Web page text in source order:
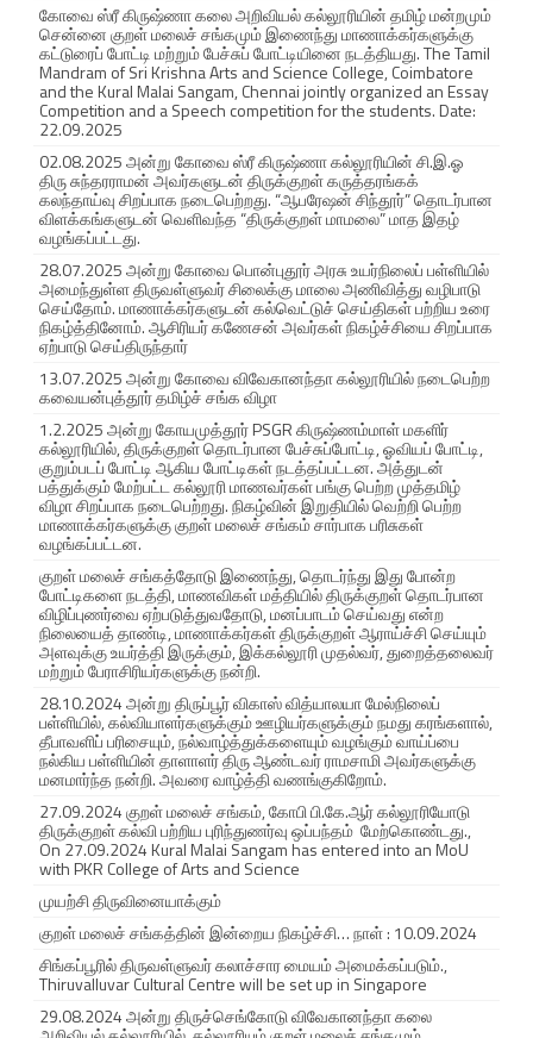
o
n
a
s
e
l
d
e
g
r
d
n
g
“
T
r
கோவை ஸ்ரீ கிருஷ்ணா கலை அறிவியல் கல்லூரியின் தமிழ் மன்றமும்
சென்னை குறள் மலைச் சங்கமும் இணைந்து மாணாக்கர்களுக்கு
கட்டுரைப் போட்டி மற்றும் பேச்சுப் போட்டியினை நடத்தியது. The Tamil
Mandram of Sri Krishna Arts and Science College, Coimbatore
and the Kural Malai Sangam, Chennai jointly organized an Essay
Competition and a Speech competition for the students. Date:
22.09.2025
02.08.2025 அன்று கோவை ஸ்ரீ கிருஷ்ணா கல்லூரியின் சி.இ.ஓ
திரு சுந்தரராமன் அவர்களுடன் திருக்குறள் கருத்தரங்கக்
கலந்தாய்வு சிறப்பாக நடைபெற்றது. “ஆபரேஷன் சிந்தூர்” தொடர்பான
விளக்கங்களுடன் வெளிவந்த “திருக்குறள் மாமலை” மாத இதழ்
வழங்கப்பட்டது.
28.07.2025 அன்று கோவை பொன்புதூர் அரசு உயர்நிலைப் பள்ளியில்
அமைந்துள்ள திருவள்ளுவர் சிலைக்கு மாலை அணிவித்து வழிபாடு
செய்தோம். மாணாக்கர்களுடன் கல்வெட்டுச் செய்திகள் பற்றிய உரை
நிகழ்த்தினோம். ஆசிரியர் கணேசன் அவர்கள் நிகழ்ச்சியை சிறப்பாக
ஏற்பாடு செய்திருந்தார்
13.07.2025 அன்று கோவை விவேகானந்தா கல்லூரியில் நடைபெற்ற
கவையன்புத்தூர் தமிழ்ச் சங்க விழா
1.2.2025 அன்று கோயமுத்தூர் PSGR கிருஷ்ணம்மாள் மகளிர்
கல்லூரியில், திருக்குறள் தொடர்பான பேச்சுப்போட்டி, ஓவியப் போட்டி,
குறும்படப் போட்டி ஆகிய போட்டிகள் நடத்தப்பட்டன. அத்துடன்
பத்துக்கும் மேற்பட்ட கல்லூரி மாணவர்கள் பங்கு பெற்ற முத்தமிழ்
விழா சிறப்பாக நடைபெற்றது. நிகழ்வின் இறுதியில் வெற்றி பெற்ற
மாணாக்கர்களுக்கு குறள் மலைச் சங்கம் சார்பாக பரிசுகள்
வழங்கப்பட்டன.
குறள் மலைச் சங்கத்தோடு இணைந்து, தொடர்ந்து இது போன்ற
போட்டிகளை நடத்தி, மாணவிகள் மத்தியில் திருக்குறள் தொடர்பான
விழிப்புணர்வை ஏற்படுத்துவதோடு, மனப்பாடம் செய்வது என்ற
நிலையைத் தாண்டி, மாணாக்கர்கள் திருக்குறள் ஆராய்ச்சி செய்யும்
அளவுக்கு உயர்த்தி இருக்கும், இக்கல்லூரி முதல்வர், துறைத்தலைவர்
மற்றும் பேராசிரியர்களுக்கு நன்றி.
28.10.2024 அன்று திருப்பூர் விகாஸ் வித்யாலயா மேல்நிலைப்
பள்ளியில், கல்வியாளர்களுக்கும் ஊழியர்களுக்கும் நமது கரங்களால்,
தீபாவளிப் பரிசையும், நல்வாழ்த்துக்களையும் வழங்கும் வாய்ப்பை
நல்கிய பள்ளியின் தாளாளர் திரு ஆண்டவர் ராமசாமி அவர்களுக்கு
மனமார்ந்த நன்றி. அவரை வாழ்த்தி வணங்குகிறோம்.
27.09.2024 குறள் மலைச் சங்கம், கோபி பி.கே.ஆர் கல்லூரியோடு
திருக்குறள் கல்வி பற்றிய புரிந்துணர்வு ஒப்பந்தம் மேற்கொண்டது.,
On 27.09.2024 Kural Malai Sangam has entered into an MoU
with PKR College of Arts and Science
முயற்சி திருவினையாக்கும்
குறள் மலைச் சங்கத்தின் இன்றைய நிகழ்ச்சி… நாள் : 10.09.2024
சிங்கப்பூரில் திருவள்ளுவர் கலாச்சார மையம் அமைக்கப்படும்.,
Thiruvalluvar Cultural Centre will be set up in Singapore
29.08.2024 அன்று திருச்செங்கோடு விவேகானந்தா கலை